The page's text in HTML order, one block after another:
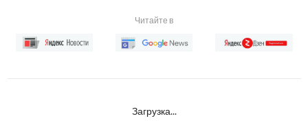
Читайте в
Загрузка...